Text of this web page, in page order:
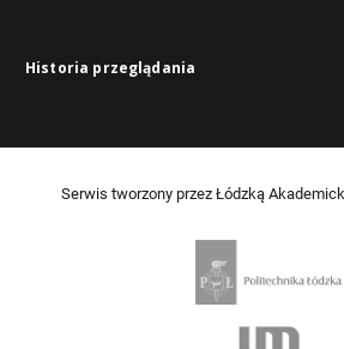
Historia przeglądania
Serwis tworzony przez Łódzką